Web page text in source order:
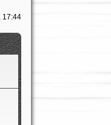
17:44